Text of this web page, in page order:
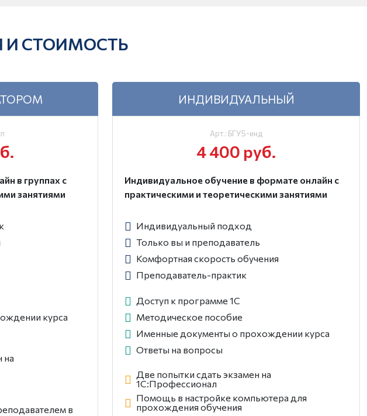
СТОИМОСТЬ
в группах с
занятиями
курса
на
в
ИНДИВИДУАЛЬНЫЙ
Арт.: БГУ5-инд
4 400 руб.
Индивидуальное обучение в формате онлайн с
практическими и теоретическими занятиями
Индивидуальный подход
Только вы и преподаватель
Комфортная скорость обучения
Преподаватель-практик
Доступ к программе 1С
Методическое пособие
Именные документы о прохождении курса
Ответы на вопросы
Две попытки сдать экзамен на
1С:Профессионал
Помощь в настройке компьютера для
прохождения обучения